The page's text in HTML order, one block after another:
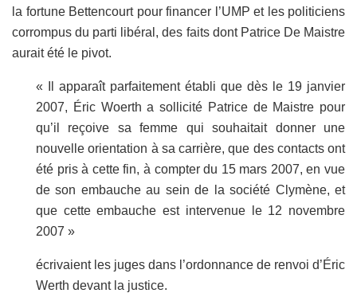
la fortune Bettencourt pour financer l’UMP et les politiciens
corrompus du parti libéral, des faits dont Patrice De Maistre
aurait été le pivot.
« Il apparaît parfaitement établi que dès le 19 janvier
2007, Éric Woerth a sollicité Patrice de Maistre pour
qu’il reçoive sa femme qui souhaitait donner une
nouvelle orientation à sa carrière, que des contacts ont
été pris à cette fin, à compter du 15 mars 2007, en vue
de son embauche au sein de la société Clymène, et
que cette embauche est intervenue le 12 novembre
2007 »
écrivaient les juges dans l’ordonnance de renvoi d’Éric
Werth devant la justice.